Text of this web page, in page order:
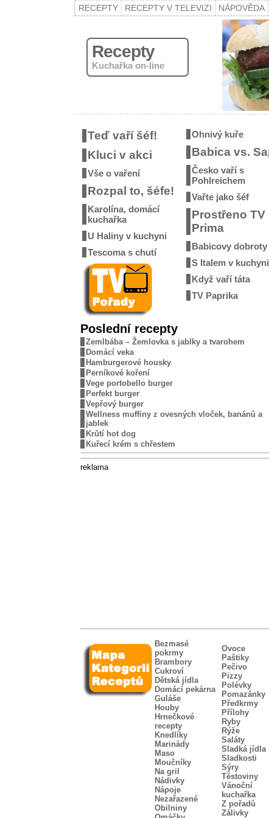
RECEPTY RECEPTY V TELEVIZI NÁPOVĚDA
Recepty
Kuchařka on-line
Teď vaří šéf!
Kluci v akci
Vše o vaření
Rozpal to, šéfe!
Karolína, domácí
kuchařka
U Haliny v kuchyni
Tescoma s chutí
Ohnivý kuře
Babica vs.
Česko vaří s
Pohlreichem
Vařte jako šéf
Prostřeno TV
Prima
Babicovy dobroty
S Italem v kuchyni
Když vaří táta
TV Paprika
Poslední recepty
Zemlbába – Žemlovka s jablky a tvarohem
Domácí veka
Hamburgerové housky
Perníkové koření
Vege portobello burger
Perfekt burger
Vepřový burger
Wellness muffiny z ovesných vloček, banánů a
jablek
Krůtí hot dog
Kuřecí krém s chřestem
reklama
Bezmasé
pokrmy
Brambory
Cukroví
Dětská jídla
Domácí pekárna
Guláše
Houby
Hrnečkové
recepty
Knedlíky
Marinády
Maso
Moučníky
Na gril
Nádivky
Nápoje
Nezařazené
Obilniny
Ovoce
Paštiky
Pečivo
Pizzy
Polévky
Pomazánky
Předkrmy
Přílohy
Ryby
Rýže
Saláty
Sladká jídla
Sladkosti
Sýry
Těstoviny
Vánoční
kuchařka
Z pořadů
Zálivky